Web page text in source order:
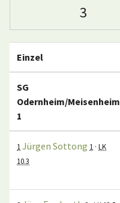
3
Einzel
SG
Odernheim/Meisenheim
1
1 Jürgen Sottong 1 · LK
10.3